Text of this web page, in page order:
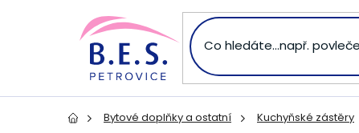
Domů Bytové doplňky a ostatní Kuchyňské zástěry